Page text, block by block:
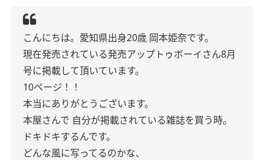
こんにちは。愛知県出身20歳 岡本姫奈です。
現在発売されている発売アップトゥボーイさん8月
号に掲載して頂いています。
10ページ！！
本当にありがとうございます。
本屋さんで 自分が掲載されている雑誌を買う時。
ドキドキするんです。
どんな風に写ってるのかな、